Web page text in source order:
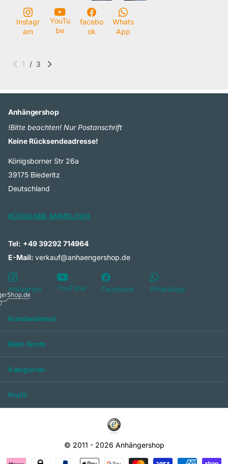
Instagr
am
YouTu
be
facebo
ok
Whats
App
1 / 3
Kundendienst
Mein Konto
Kategorien
Profil
Anhängershop
!Bitte beachten! Nur Postanschrift
Keine Rücksendeadresse!
Königsborner Str 26a
39175 Biederitz
Deutschland
RÜCKGABE ANMELDEN
Tel: +49 39292 714964
E-Mail: verkauf@anhaengershop.de
Instagram YouTube Facebook WhatsApp
© 2011 - 2026 Anhängershop